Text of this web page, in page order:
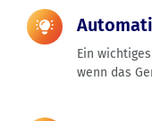
Ein
wenn das